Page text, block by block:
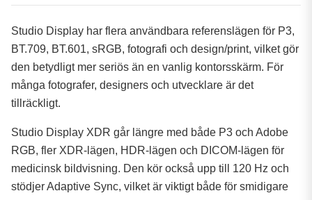
Studio Display har flera användbara referenslägen för P3,
BT.709, BT.601, sRGB, fotografi och design/print, vilket gör
den betydligt mer seriös än en vanlig kontorsskärm. För
många fotografer, designers och utvecklare är det
tillräckligt.
Studio Display XDR går längre med både P3 och Adobe
RGB, fler XDR-lägen, HDR-lägen och DICOM-lägen för
medicinsk bildvisning. Den kör också upp till 120 Hz och
stödjer Adaptive Sync, vilket är viktigt både för smidigare